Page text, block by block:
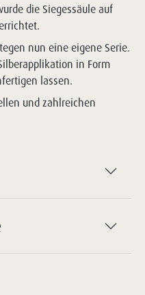
die Siegessäule auf
nun eine eigene Serie.
in Form
lassen.
und zahlreichen